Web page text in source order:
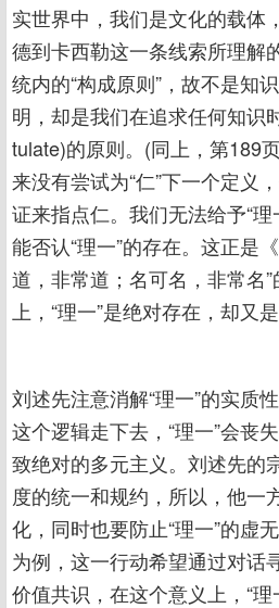
实世界中，我们是文化的载体
德到卡西勒这一条线索所理解
统内的“构成原则”，故不是知
明，却是我们在追求任何知识
tulate)的原则。(同上，第189
来没有尝试为“仁”下一个定义
证来指点仁。我们无法给予“
能否认“理一”的存在。这正是
道，非常道；名可名，非常名
上，“理一”是绝对存在，却又
刘述先注意消解“理一”的实质
这个逻辑走下去，“理一”会丧
致绝对的多元主义。刘述先的
度的统一和规约，所以，他一
化，同时也要防止“理一”的虚
为例，这一行动希望通过对话
价值共识，在这个意义上，“